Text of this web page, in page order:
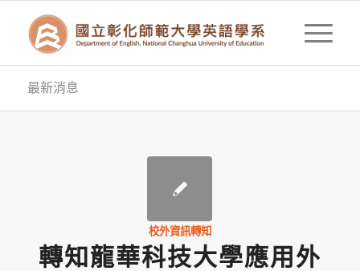
最新消息
校外資訊轉知
轉知龍華科技大學應用外